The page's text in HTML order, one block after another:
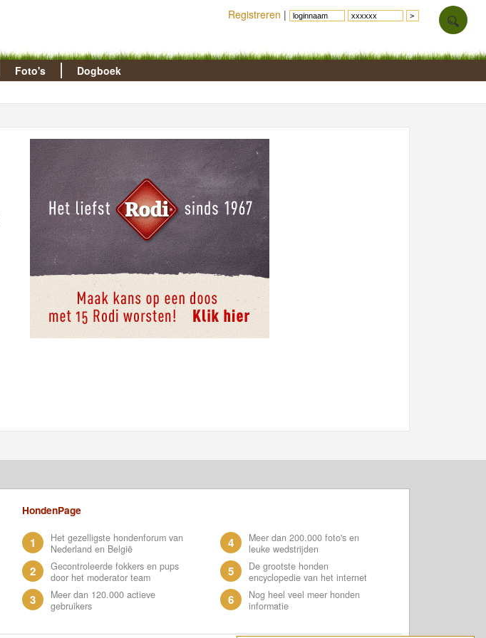
Foto's Dogboek
HondenPage
1
Het gezelligste hondenforum van
Nederland en België
2
Gecontroleerde fokkers en pups
door het moderator team
3
Meer dan 120.000 actieve
gebruikers
4
Meer dan 200.000 foto's en
leuke wedstrijden
5
De grootste honden
encyclopedie van het internet
6
Nog heel veel meer honden
informatie
Registreren |